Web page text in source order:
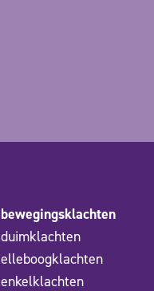
bewegingsklachten
duimklachten
elleboogklachten
enkelklachten